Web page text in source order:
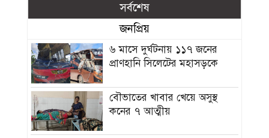
সর্বশেষ
জনপ্রিয়
৬ মাসে দুর্ঘটনায় ১১৭ জনের
প্রাণহানি সিলেটের মহাসড়কে
বৌভাতের খাবার খেয়ে অসুস্থ
কনের ৭ আত্মীয়